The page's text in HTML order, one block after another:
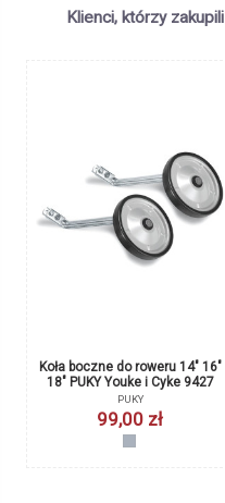
Symbol producenta
Wysokość siodełka
Osłona kierownicy
Podpórka
Kask PUKY Helmet S czarny
9608 (48 do 55 cm)
PUKY
229,00 zł
czarny
Klienci, którzy
Koła boczne do roweru 14" 16"
18" PUKY Youke i Cyke 9427
PUKY
99,00 zł
srebrny